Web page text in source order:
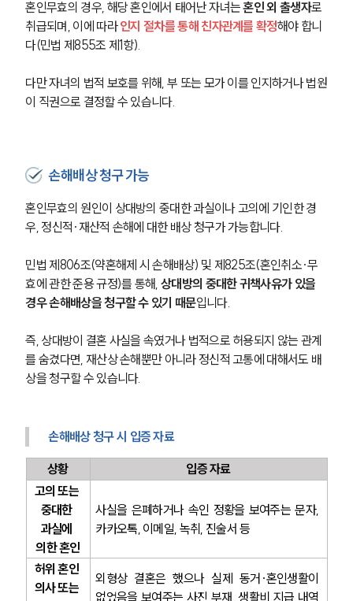
대륜의 강점
오시는 길
고객의 소리
통합검색
AI대륜
업무사례
이혼 주요 업무사례
사례분석/최신동향
이혼소송·상담후기
업무분야
업무
전체
상간자위자료계산기
혼인무효의 경우, 해당 혼인에서 태어난 자녀는 혼인 외 출생자로
취급되며, 이에 따라 인지 절차를 통해 친자관계를 확정해야 합니
다(민법 제855조 제1항).
다만 자녀의 법적 보호를 위해, 부 또는 모가 이를 인지하거나 법원
이 직권으로 결정할 수 있습니다.
손해배상 청구 가능
혼인무효의 원인이 상대방의 중대한 과실이나 고의에 기인한 경
우, 정신적·재산적 손해에 대한 배상 청구가 가능합니다.
민법 제806조(약혼해제 시 손해배상) 및 제825조(혼인취소·무
효에 관한 준용 규정)를 통해, 상대방의 중대한 귀책사유가 있을
경우 손해배상을 청구할 수 있기 때문입니다.
즉, 상대방이 결혼 사실을 속였거나 법적으로 허용되지 않는 관계
를 숨겼다면, 재산상 손해뿐만 아니라 정신적 고통에 대해서도 배
상을 청구할 수 있습니다.
손해배상 청구 시 입증 자료
상황
입증 자료
고의 또는
중대한
과실에
의한 혼인
사실을 은폐하거나 속인 정황을 보여주는 문자,
카카오톡, 이메일, 녹취, 진술서 등
허위 혼인
의사 또는
외형상 결혼은 했으나 실제 동거·혼인생활이
없었음을 보여주는 사진 부재, 생활비 지급 내역